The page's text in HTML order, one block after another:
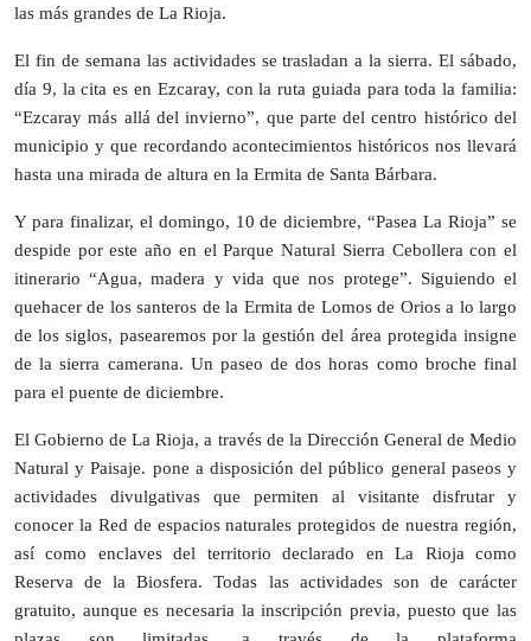
las más grandes de La Rioja.
El fin de semana las actividades se trasladan a la sierra. El sábado,
día 9, la cita es en Ezcaray, con la ruta guiada para toda la familia:
“Ezcaray más allá del invierno”, que parte del centro histórico del
municipio y que recordando acontecimientos históricos nos llevará
hasta una mirada de altura en la Ermita de Santa Bárbara.
Y para finalizar, el domingo, 10 de diciembre, “Pasea La Rioja” se
despide por este año en el Parque Natural Sierra Cebollera con el
itinerario “Agua, madera y vida que nos protege”. Siguiendo el
quehacer de los santeros de la Ermita de Lomos de Orios a lo largo
de los siglos, pasearemos por la gestión del área protegida insigne
de la sierra camerana. Un paseo de dos horas como broche final
para el puente de diciembre.
El Gobierno de La Rioja, a través de la Dirección General de Medio
Natural y Paisaje. pone a disposición del público general paseos y
actividades divulgativas que permiten al visitante disfrutar y
conocer la Red de espacios naturales protegidos de nuestra región,
así como enclaves del territorio declarado en La Rioja como
Reserva de la Biosfera. Todas las actividades son de carácter
gratuito, aunque es necesaria la inscripción previa, puesto que las